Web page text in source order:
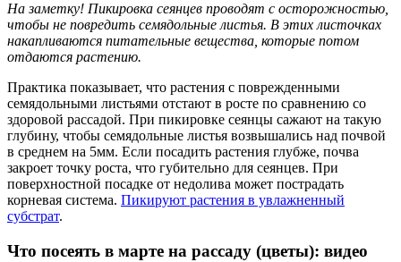
На заметку! Пикировка сеянцев проводят с осторожностью,
чтобы не повредить семядольные листья. В этих листочках
накапливаются питательные вещества, которые потом
отдаются растению.
Практика показывает, что растения с поврежденными
семядольными листьями отстают в росте по сравнению со
здоровой рассадой. При пикировке сеянцы сажают на такую
глубину, чтобы семядольные листья возвышались над почвой
в среднем на 5мм. Если посадить растения глубже, почва
закроет точку роста, что губительно для сеянцев. При
поверхностной посадке от недолива может пострадать
корневая система. Пикируют растения в увлажненный
субстрат.
Что посеять в марте на рассаду (цветы): видео